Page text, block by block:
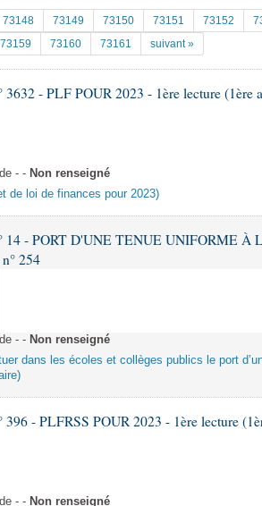
des lois
des lois
orales
débats
référence
de l'Assemblée ... )
publics
droit
73148 73149 73150 73151 73152
73159 73160 73161 suivant »
3632 - PLF POUR 2023 - 1ère lecture (1ère
- - Non renseigné
de loi de finances pour 2023)
14 - PORT D'UNE TENUE UNIFORME À
254
- - Non renseigné
dans les écoles et collèges publics le port
396 - PLFRSS POUR 2023 - 1ère lecture
- - Non renseigné